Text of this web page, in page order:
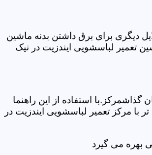
دیگری برای برق داشتن بدنه ماشین
تعمیر لباسشویی ایندزیت در نیک
استفاده از این راهنما
مرکز تعمیر لباسشویی ایندزیت در
بهره می گیرد